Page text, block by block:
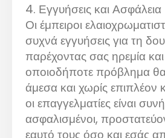
4. Εγγυήσεις και Ασφάλεια
Οι έμπειροι
συχνά εγγυήσεις για τη
παρέχοντας σας ηρεμία και
οποιοδήποτε πρόβλημα θα
άμεσα και χωρίς επιπλέον
οι επαγγελματίες είναι
ασφαλισμένοι,
εαυτό τους όσο και εσάς